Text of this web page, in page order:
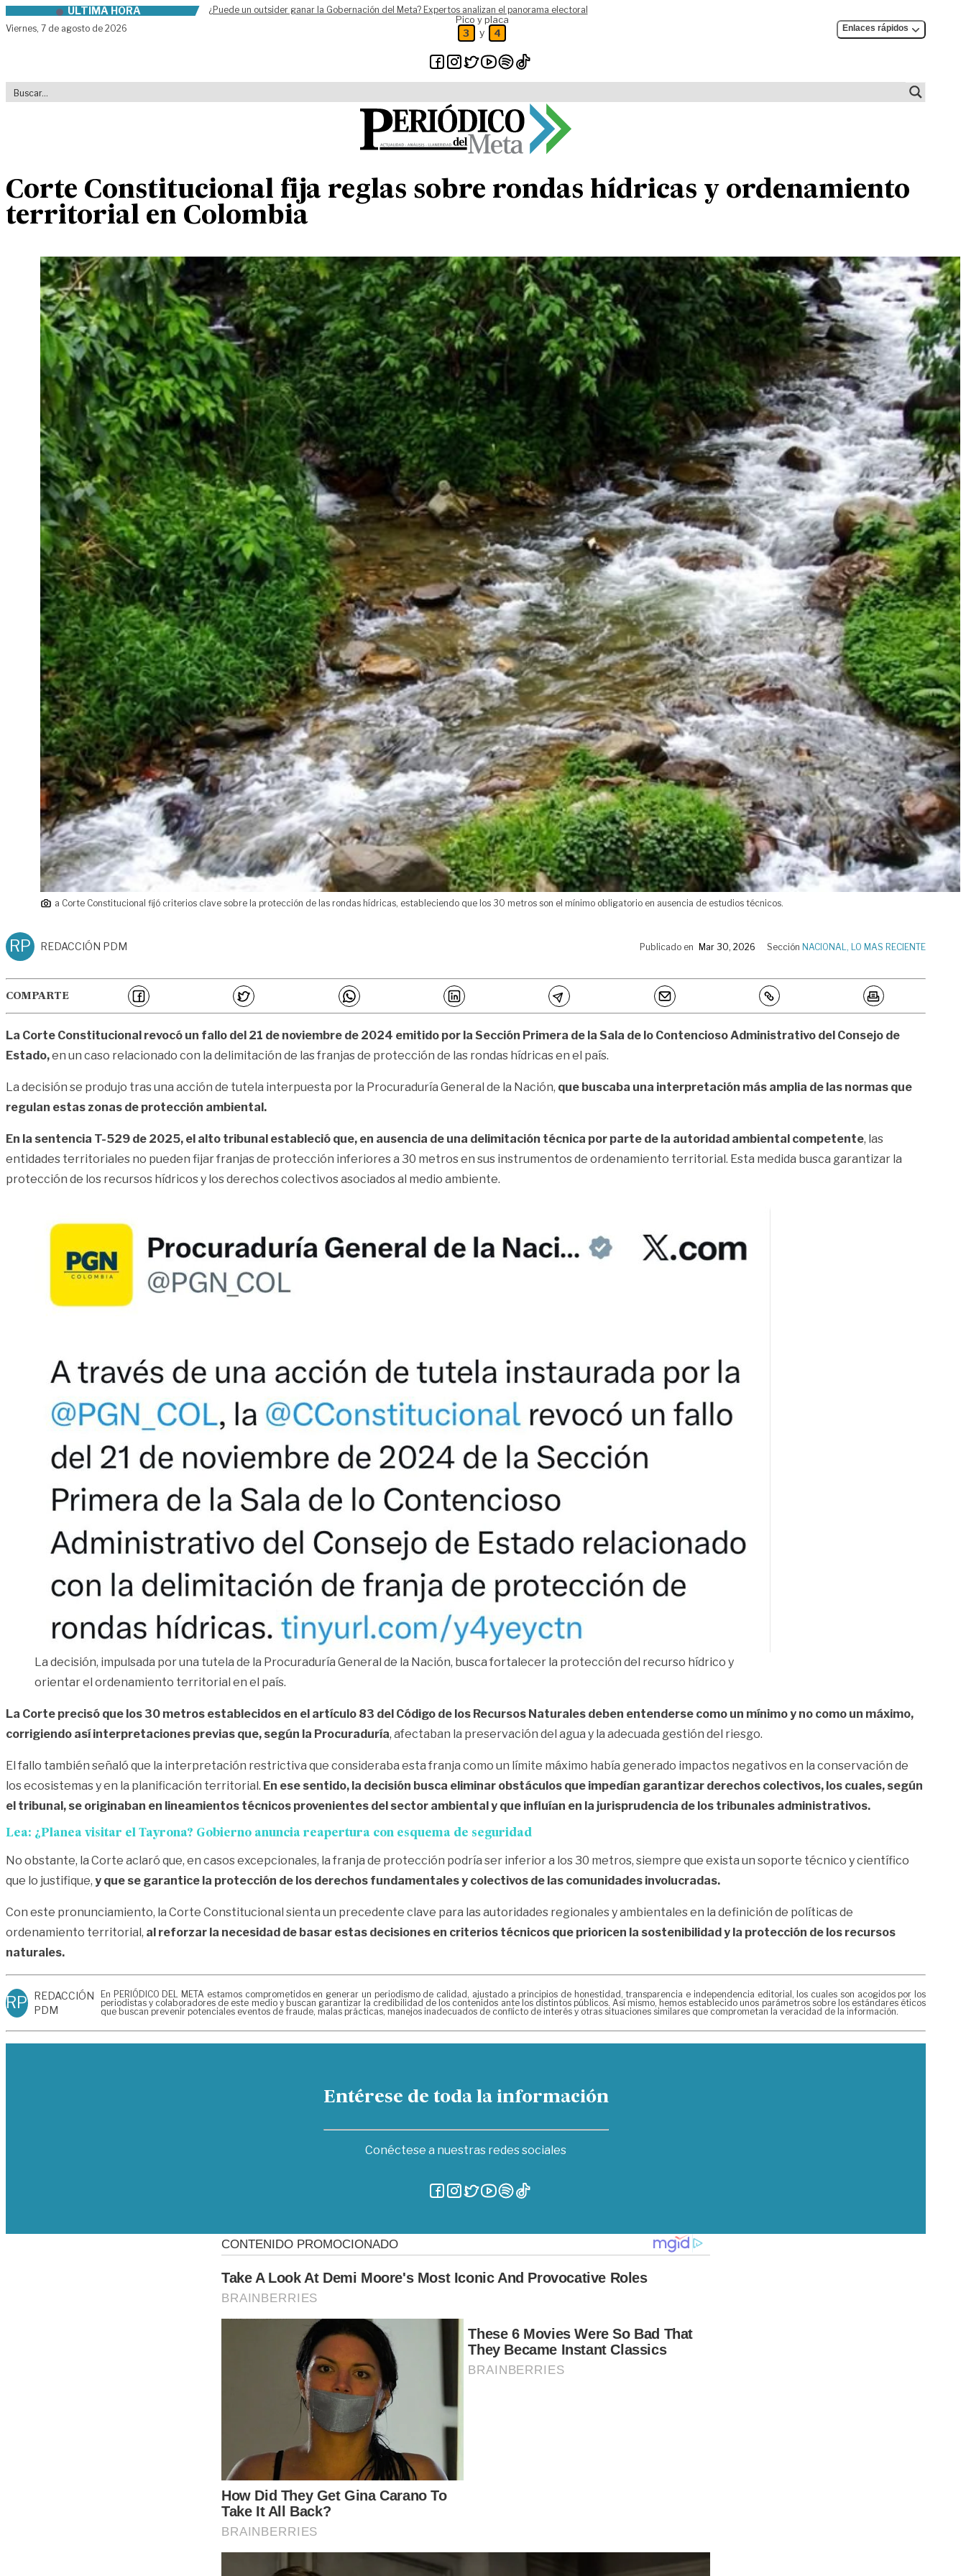
Skip to contentÚLTIMA HORA
¿Puede un outsider ganar la Gobernación del Meta? Expertos analizan el panorama electoral
Viernes, 7 de agosto de 2026
Pico y placa
3 y 4 Enlaces rápidos
Corte Constitucional fija reglas sobre rondas hídricas y ordenamiento
territorial en Colombia
a Corte Constitucional fijó criterios clave sobre la protección de las rondas hídricas, estableciendo que los 30 metros son el mínimo obligatorio en ausencia de estudios técnicos.
RP REDACCIÓN PDM Publicado en Mar 30, 2026 Sección NACIONAL , LO MAS RECIENTE
COMPARTE
La Corte Constitucional revocó un fallo del 21 de noviembre de 2024 emitido por la Sección Primera de la Sala de lo Contencioso Administrativo del Consejo de
Estado,en un caso relacionado con la delimitación de las franjas de protección de las rondas hídricas en el país.
La decisión se produjo tras una acción de tutela interpuesta por la Procuraduría General de la Nación, que buscaba una interpretación más amplia de las normas que
regulan estas zonas de protección ambiental.
En la sentencia T-529 de 2025, el alto tribunal estableció que, en ausencia de una delimitación técnica por parte de la autoridad ambiental competente, las
entidades territoriales no pueden fijar franjas de protección inferiores a 30 metros en sus instrumentos de ordenamiento territorial. Esta medida busca garantizar la
protección de los recursos hídricos y los derechos colectivos asociados al medio ambiente.
La decisión, impulsada por una tutela de la Procuraduría General de la Nación, busca fortalecer la protección del recurso hídrico y
orientar el ordenamiento territorial en el país.
La Corte precisó que los 30 metros establecidos en el artículo 83 del Código de los Recursos Naturales deben entenderse como un mínimo y no como un máximo,
corrigiendo así interpretaciones previas que, según la Procuraduría, afectaban la preservación del agua y la adecuada gestión del riesgo.
El fallo también señaló que la interpretación restrictiva que consideraba esta franja como un límite máximo había generado impactos negativos en la conservación de
los ecosistemas y en la planificación territorial. En ese sentido, la decisión busca eliminar obstáculos que impedían garantizar derechos colectivos, los cuales, según
el tribunal, se originaban en lineamientos técnicos provenientes del sector ambiental y que influían en la jurisprudencia de los tribunales administrativos.
Lea: ¿Planea visitar el Tayrona? Gobierno anuncia reapertura con esquema de seguridad
No obstante, la Corte aclaró que, en casos excepcionales, la franja de protección podría ser inferior a los 30 metros, siempre que exista un soporte técnico y científico
que lo justifique, y que se garantice la protección de los derechos fundamentales y colectivos de las comunidades involucradas.
Con este pronunciamiento, la Corte Constitucional sienta un precedente clave para las autoridades regionales y ambientales en la definición de políticas de
ordenamiento territorial, al reforzar la necesidad de basar estas decisiones en criterios técnicos que prioricen la sostenibilidad y la protección de los recursos
naturales.
RP REDACCIÓN
PDM
En PERIÓDICO DEL META estamos comprometidos en generar un periodismo de calidad, ajustado a principios de honestidad, transparencia e independencia editorial, los cuales son acogidos por los
periodistas y colaboradores de este medio y buscan garantizar la credibilidad de los contenidos ante los distintos públicos. Así mismo, hemos establecido unos parámetros sobre los estándares éticos
que buscan prevenir potenciales eventos de fraude, malas prácticas, manejos inadecuados de conflicto de interés y otras situaciones similares que comprometan la veracidad de la información.
Entérese de toda la información
Conéctese a nuestras redes sociales